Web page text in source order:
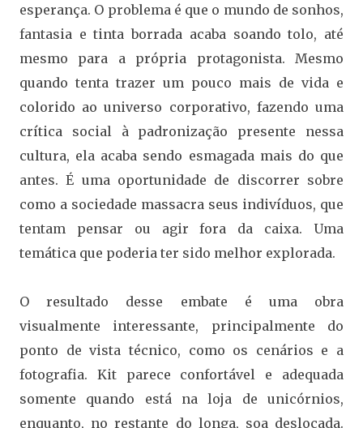
esperança. O problema é que o mundo de sonhos,
fantasia e tinta borrada acaba soando tolo, até
mesmo para a própria protagonista. Mesmo
quando tenta trazer um pouco mais de vida e
colorido ao universo corporativo, fazendo uma
crítica social à padronização presente nessa
cultura, ela acaba sendo esmagada mais do que
antes. É uma oportunidade de discorrer sobre
como a sociedade massacra seus indivíduos, que
tentam pensar ou agir fora da caixa. Uma
temática que poderia ter sido melhor explorada.
O resultado desse embate é uma obra
visualmente interessante, principalmente do
ponto de vista técnico, como os cenários e a
fotografia. Kit parece confortável e adequada
somente quando está na loja de unicórnios,
enquanto, no restante do longa, soa deslocada.